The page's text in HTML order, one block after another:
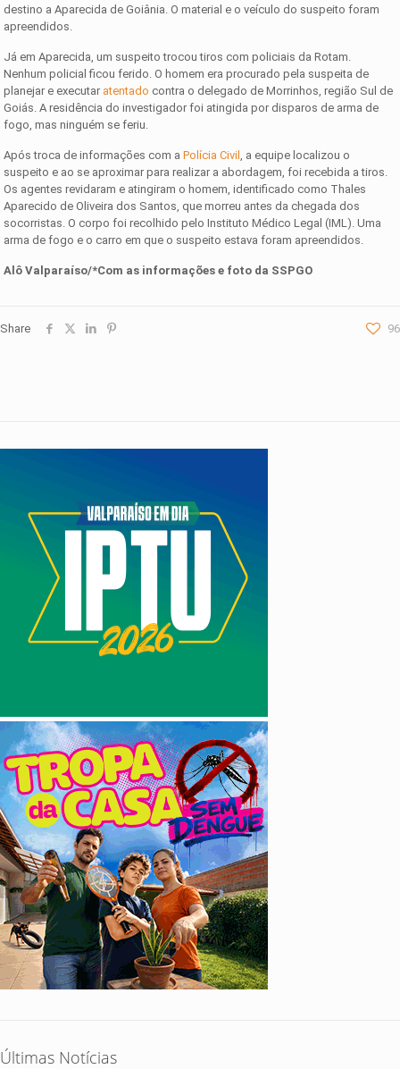
destino a Aparecida de Goiânia. O material e o veículo do suspeito foram
apreendidos.
Já em Aparecida, um suspeito trocou tiros com policiais da Rotam.
Nenhum policial ficou ferido. O homem era procurado pela suspeita de
planejar e executar atentado contra o delegado de Morrinhos, região Sul de
Goiás. A residência do investigador foi atingida por disparos de arma de
fogo, mas ninguém se feriu.
Após troca de informações com aPolícia Civil
, a equipe localizou o
suspeito e ao se aproximar para realizar a abordagem, foi recebida a tiros.
Os agentes revidaram e atingiram o homem, identificado como Thales
Aparecido de Oliveira dos Santos, que morreu antes da chegada dos
socorristas. O corpo foi recolhido pelo Instituto Médico Legal (IML). Uma
arma de fogo e o carro em que o suspeito estava foram apreendidos.
Alô Valparaíso/*Com as informações e foto da SSPGO
Share 96
Últimas Notícias